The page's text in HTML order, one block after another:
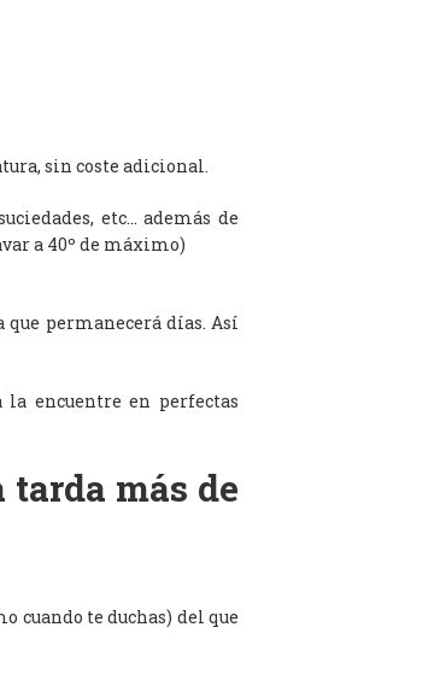
sin coste adicional.
etc… además de
a 40º de máximo)
permanecerá días. Así
la encuentre en perfectas
tarda más de
cuando te duchas) del que